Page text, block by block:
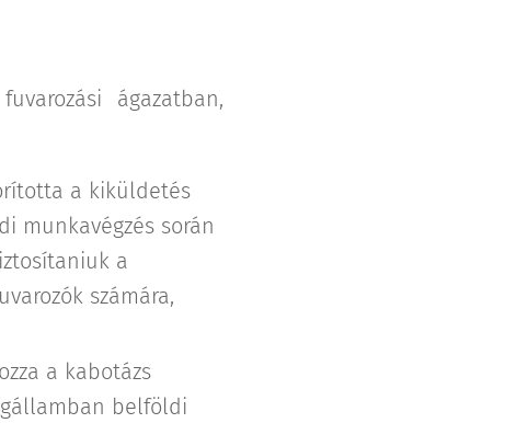
ágazatban,
a kiküldetés
munkavégzés során
a
számára,
a kabotázs
belföldi